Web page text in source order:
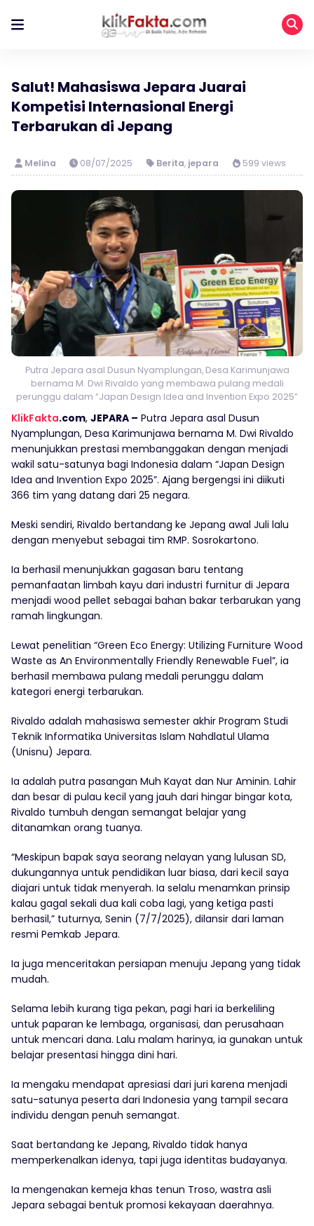
Salut! Mahasiswa Jepara Juarai
Kompetisi Internasional Energi
Terbarukan di Jepang
Melina 08/07/2025 Berita, jepara 599 views
Putra Jepara asal Dusun Nyamplungan, Desa Karimunjawa
bernama M. Dwi Rivaldo yang membawa pulang medali
perunggu dalam “Japan Design Idea and Invention Expo 2025”
KlikFakta.com, JEPARA – Putra Jepara asal Dusun
Nyamplungan, Desa Karimunjawa bernama M. Dwi Rivaldo
menunjukkan prestasi membanggakan dengan menjadi
wakil satu-satunya bagi Indonesia dalam “Japan Design
Idea and Invention Expo 2025”. Ajang bergengsi ini diikuti
366 tim yang datang dari 25 negara.
Meski sendiri, Rivaldo bertandang ke Jepang awal Juli lalu
dengan menyebut sebagai tim RMP. Sosrokartono.
Ia berhasil menunjukkan gagasan baru tentang
pemanfaatan limbah kayu dari industri furnitur di Jepara
menjadi wood pellet sebagai bahan bakar terbarukan yang
ramah lingkungan.
Lewat penelitian “Green Eco Energy: Utilizing Furniture Wood
Waste as An Environmentally Friendly Renewable Fuel”, ia
berhasil membawa pulang medali perunggu dalam
kategori energi terbarukan.
Rivaldo adalah mahasiswa semester akhir Program Studi
Teknik Informatika Universitas Islam Nahdlatul Ulama
(Unisnu) Jepara.
Ia adalah putra pasangan Muh Kayat dan Nur Aminin. Lahir
dan besar di pulau kecil yang jauh dari hingar bingar kota,
Rivaldo tumbuh dengan semangat belajar yang
ditanamkan orang tuanya.
“Meskipun bapak saya seorang nelayan yang lulusan SD,
dukungannya untuk pendidikan luar biasa, dari kecil saya
diajari untuk tidak menyerah. Ia selalu menamkan prinsip
kalau gagal sekali dua kali coba lagi, yang ketiga pasti
berhasil,” tuturnya, Senin (7/7/2025), dilansir dari laman
resmi Pemkab Jepara.
Ia juga menceritakan persiapan menuju Jepang yang tidak
mudah.
Selama lebih kurang tiga pekan, pagi hari ia berkeliling
untuk paparan ke lembaga, organisasi, dan perusahaan
untuk mencari dana. Lalu malam harinya, ia gunakan untuk
belajar presentasi hingga dini hari.
Ia mengaku mendapat apresiasi dari juri karena menjadi
satu-satunya peserta dari Indonesia yang tampil secara
individu dengan penuh semangat.
Saat bertandang ke Jepang, Rivaldo tidak hanya
memperkenalkan idenya, tapi juga identitas budayanya.
Ia mengenakan kemeja khas tenun Troso, wastra asli
Jepara sebagai bentuk promosi kekayaan daerahnya.